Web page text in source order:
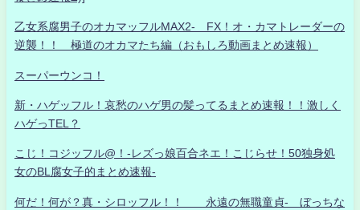
乙女系腐男子のオカマッフルMAX2- FX！オ・カマトレーダーの
逆襲！！ 極道のオカマたち編（おもしろ動画まとめ速報）
スーパーウンコ！
新・ハゲッフル！哀愁のハゲ男の髪ってるまとめ速報！！激しく
ハゲっTEL？
こじ！コジッフル@！-レズっ娘百合ネエ！こじらせ！50独身処
女のBL腐女子的まとめ速報-
何だ！何が？真・シロッフル！！ 永遠の無職童貞- ぼっちな